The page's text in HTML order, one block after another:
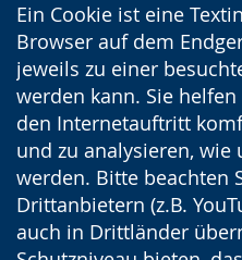
Ein Cookie ist eine
Browser auf dem
jeweils zu einer
werden kann. Sie
den Internetauftritt
und zu analysieren, wie
werden. Bitte beachten
Drittanbietern (z.B.
auch in Drittländer